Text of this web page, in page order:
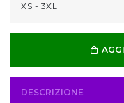
XS - 3XL
DESCRIZIONE